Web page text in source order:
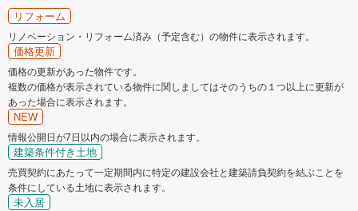
リフォーム
リノベーション・リフォーム済み（予定含む）の物件に表示されます。
価格更新
価格の更新があった物件です。
複数の価格が表示されている物件に関しましてはそのうちの１つ以上に更新が
あった場合に表示されます。
NEW
情報公開日が7日以内の場合に表示されます。
建築条件付き土地
売買契約にあたって一定期間内に特定の建設会社と建築請負契約を結ぶことを
条件にしている土地に表示されます。
未入居